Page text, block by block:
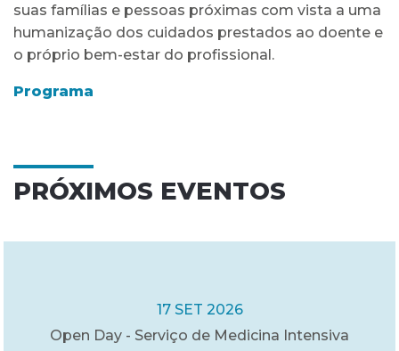
suas famílias e pessoas próximas com vista a uma
humanização dos cuidados prestados ao doente e
o próprio bem-estar do profissional.
Programa
PRÓXIMOS EVENTOS
17 SET 2026
Open Day - Serviço de Medicina Intensiva